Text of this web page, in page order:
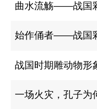
曲水流觞——战国
始作俑者——战国
一场火灾，孔子为